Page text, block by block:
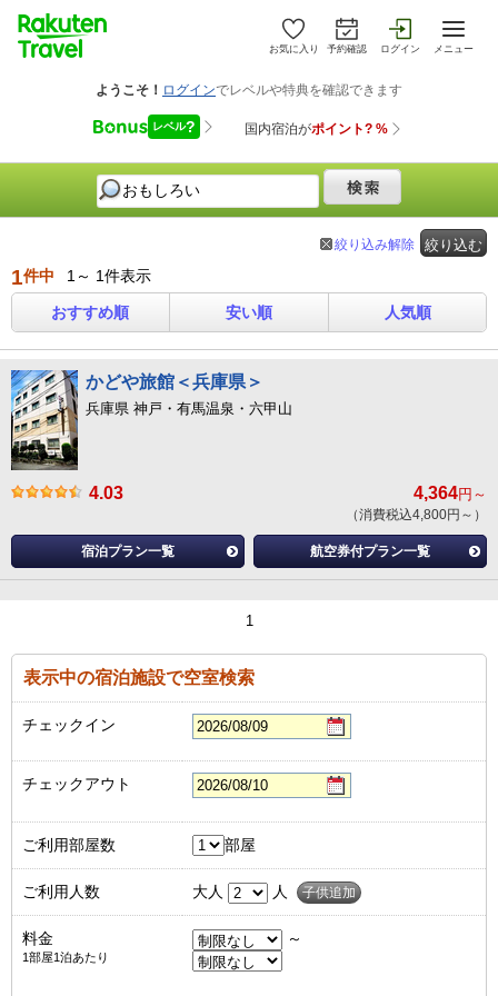
お気に入り 予約確認 ログイン メニュー
絞り込む
絞り込み解除
1件中 1～ 1件表示
おすすめ順 安い順 人気順
かどや旅館＜兵庫県＞
兵庫県 神戸・有馬温泉・六甲山
4.03 4,364円～
（消費税込4,800円～）
宿泊プラン一覧 航空券付プラン一覧
1
表示中の宿泊施設で空室検索
チェックイン
チェックアウト
ご利用部屋数 部屋
ご利用人数 大人 人 子供追加
料金
1部屋1泊あたり
～